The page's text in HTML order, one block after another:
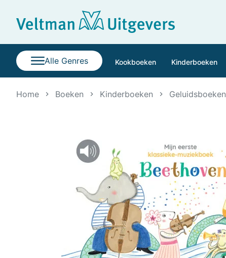
Alle Genres Kookboeken Kinderboeken
Home Boeken Kinderboeken Geluidsboeken